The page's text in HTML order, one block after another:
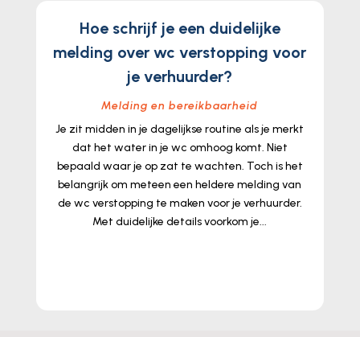
Hoe schrijf je een duidelijke
melding over wc verstopping voor
je verhuurder?
Melding en bereikbaarheid
Je zit midden in je dagelijkse routine als je merkt
dat het water in je wc omhoog komt. Niet
bepaald waar je op zat te wachten. Toch is het
belangrijk om meteen een heldere melding van
de wc verstopping te maken voor je verhuurder.
Met duidelijke details voorkom je...